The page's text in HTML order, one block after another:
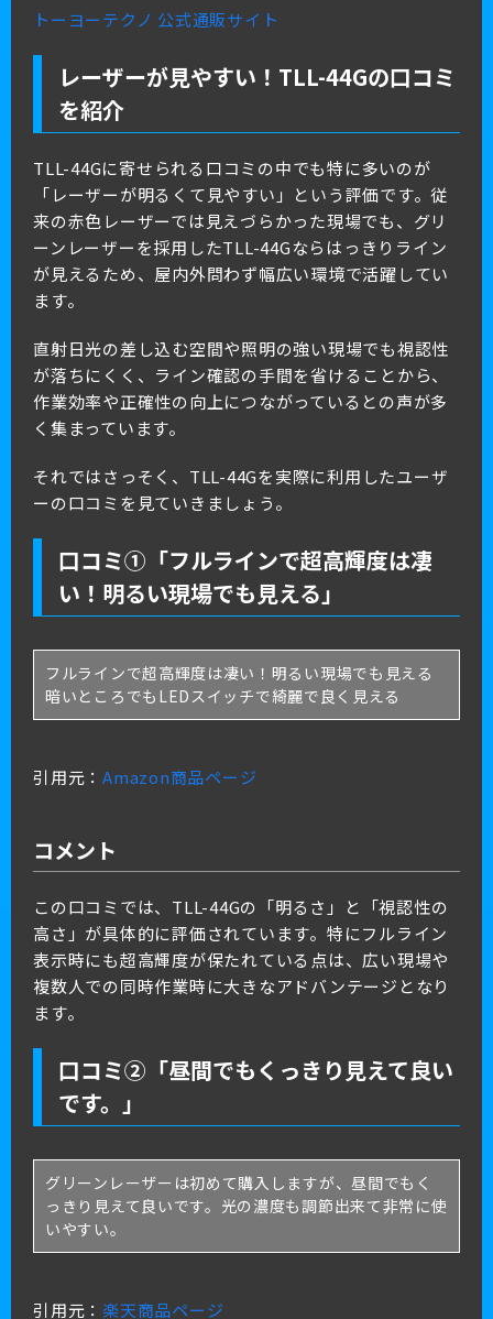
トーヨーテクノ 公式通販サイト
レーザーが見やすい！TLL-44Gの口コミ
を紹介
TLL-44Gに寄せられる口コミの中でも特に多いのが
「レーザーが明るくて見やすい」という評価です。従
来の赤色レーザーでは見えづらかった現場でも、グリ
ーンレーザーを採用したTLL-44Gならはっきりライン
が見えるため、屋内外問わず幅広い環境で活躍してい
ます。
直射日光の差し込む空間や照明の強い現場でも視認性
が落ちにくく、ライン確認の手間を省けることから、
作業効率や正確性の向上につながっているとの声が多
く集まっています。
それではさっそく、TLL-44Gを実際に利用したユーザ
ーの口コミを見ていきましょう。
口コミ①「フルラインで超高輝度は凄
い！明るい現場でも見える」
フルラインで超高輝度は凄い！明るい現場でも見える
暗いところでも LEDスイッチで綺麗で良く見える
引用元： Amazon商品ページ
コメント
この口コミでは、TLL-44Gの「明るさ」と「視認性の
高さ」が具体的に評価されています。特にフルライン
表示時にも超高輝度が保たれている点は、広い現場や
複数人での同時作業時に大きなアドバンテージとなり
ます。
口コミ②「昼間でもくっきり見えて良い
です。」
グリーンレーザーは初めて購入しますが、昼間でもく
っきり見えて良いです。光の濃度も調節出来て非常に使
いやすい。
引用元： 楽天商品ページ